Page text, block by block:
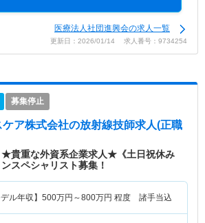
医療法人社団進興会の求人一覧
更新日：2026/01/14 求人番号：9734254
募集停止
ア株式会社の放射線技師求人(正職
★貴重な外資系企業求人★《土日祝休み
スペシャリスト募集！
デル年収】 500万円～800万円 程度 諸手当込